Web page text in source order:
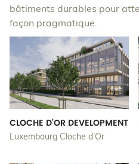
bâtiments durables pour
façon pragmatique.
CLOCHE D’OR DEVELOPMENT
Luxembourg Cloche d’Or